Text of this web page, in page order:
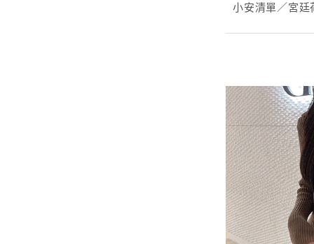
小安清單／宮廷